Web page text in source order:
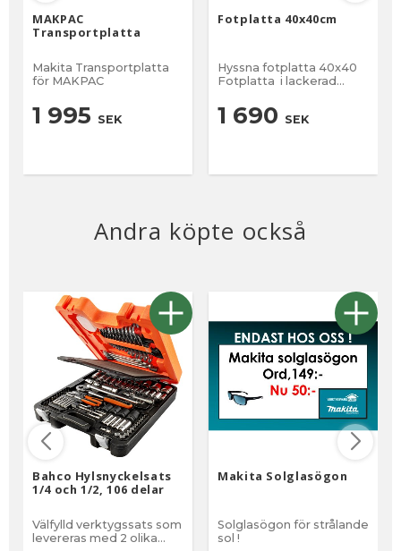
MAKPAC
Transportplatta
Makita Transportplatta
för MAKPAC
1 995 SEK
Fotplatta 40x40cm
Hyssna fotplatta 40x40
Fotplatta i lackerad
ingjutet metallfäste
försedd med skruv för
aluminium. Fäste
glasfiber
1 690 SEK
Andra köpte också
Bahco Hylsnyckelsats
1/4 och 1/2, 106 delar
Välfylld verktygssats som
levereras med 2 olika
Makita Solglasögon
Solglasögon för strålande
sol !